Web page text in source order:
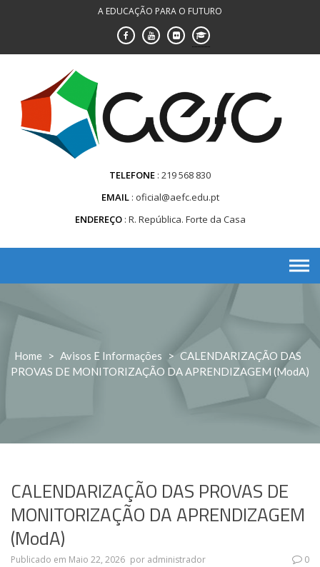
A EDUCAÇÃO PARA O FUTURO
TELEFONE 219 568 830
EMAIL oficial@aefc.edu.pt
ENDEREÇO R. República. Forte da Casa
Home > Avisos E Informações > CALENDARIZAÇÃO DAS
PROVAS DE MONITORIZAÇÃO DA APRENDIZAGEM (ModA)
CALENDARIZAÇÃO DAS PROVAS DE
MONITORIZAÇÃO DA APRENDIZAGEM
(ModA)
Publicado em Maio 22, 2026 por administrador 0